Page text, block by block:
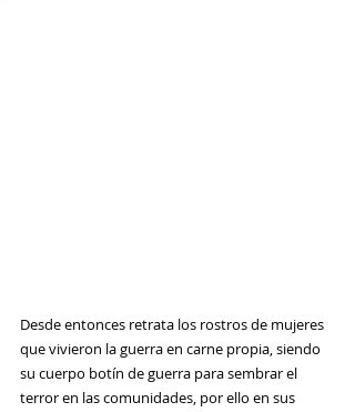
Desde entonces retrata los rostros de mujeres
que vivieron la guerra en carne propia, siendo
su cuerpo botín de guerra para sembrar el
terror en las comunidades, por ello en sus